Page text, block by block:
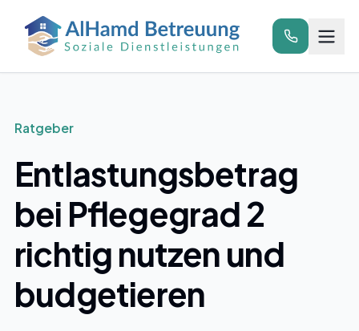
Anrufen
Ratgeber
Entlastungsbetrag
bei Pflegegrad 2
richtig nutzen und
budgetieren